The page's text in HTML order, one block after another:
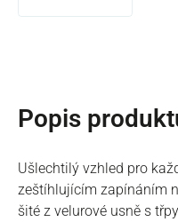
Popis
Ušlechtilý vzhled pro
zeštíhlujícím zapínáním
šité z velurové usně s